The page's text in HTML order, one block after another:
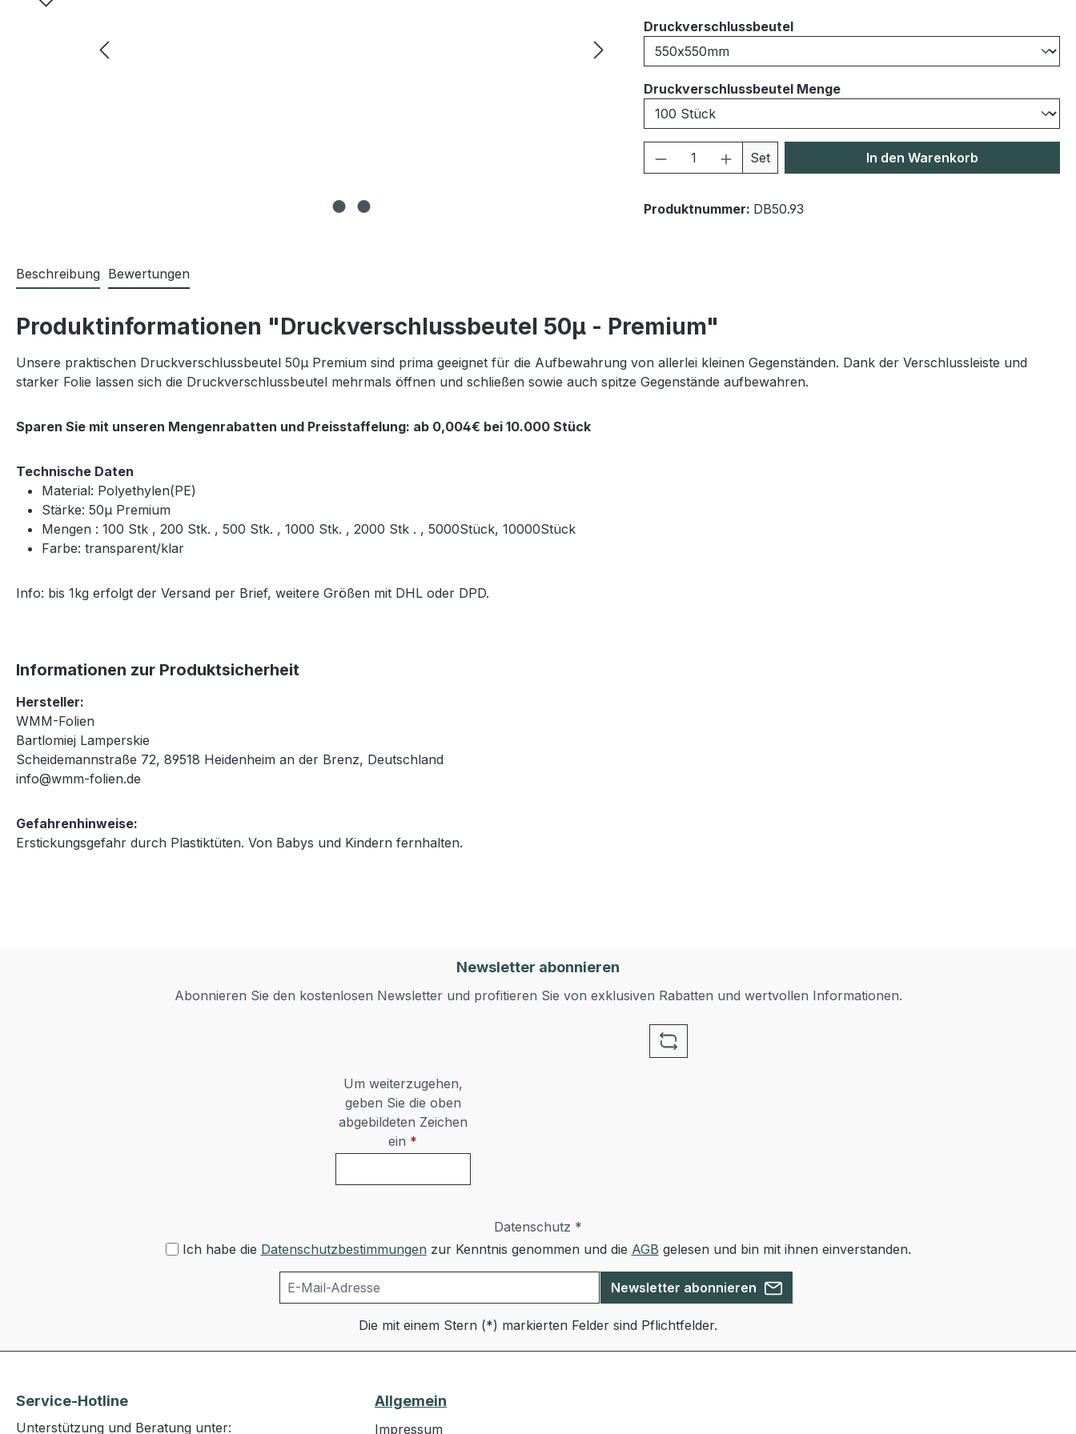
Druckverschlussbeutelauswählen
Druckverschlussbeutel Mengeauswählen
Produkt Anzahl: Gib den gewünschten Wert
Set In den Warenkorb
Produktnummer: DB50.93
Beschreibung Bewertungen
Produktinformationen "Druckverschlussbeutel 50μ - Premium"
Unsere praktischen Druckverschlussbeutel 50μ Premium sind prima geeignet für die Aufbewahrung von allerlei kleinen Gegenständen. Dank der Verschlussleiste und
starker Folie lassen sich die Druckverschlussbeutel mehrmals öffnen und schließen sowie auch spitze Gegenstände aufbewahren.
Sparen Sie mit unseren Mengenrabatten und Preisstaffelung: ab 0,004€ bei 10.000 Stück
Technische Daten
Material: Polyethylen(PE)
Stärke: 50μ Premium
Mengen : 100 Stk , 200 Stk. , 500 Stk. , 1000 Stk. , 2000 Stk . , 5000Stück, 10000Stück
Farbe: transparent/klar
Info: bis 1kg erfolgt der Versand per Brief, weitere Größen mit DHL oder DPD.
Informationen zur Produktsicherheit
Hersteller:
WMM-Folien
Bartlomiej Lamperskie
Scheidemannstraße 72, 89518 Heidenheim an der Brenz, Deutschland
info@wmm-folien.de
Gefahrenhinweise:
Erstickungsgefahr durch Plastiktüten. Von Babys und Kindern fernhalten.
Newsletter abonnieren
Abonnieren Sie den kostenlosen Newsletter und profitieren Sie von exklusiven Rabatten und wertvollen Informationen.
Um weiterzugehen,
geben Sie die oben
abgebildeten Zeichen
ein *
Datenschutz *
Ich habe die Datenschutzbestimmungen zur Kenntnis genommen und die AGB gelesen und bin mit ihnen einverstanden.
Newsletter abonnieren
Die mit einem Stern (*) markierten Felder sind Pflichtfelder.
Service-Hotline
Unterstützung und Beratung unter:
Allgemein
Impressum